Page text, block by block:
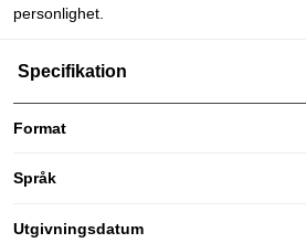
personlighet.
Specifikation
Format
Språk
Utgivningsdatum